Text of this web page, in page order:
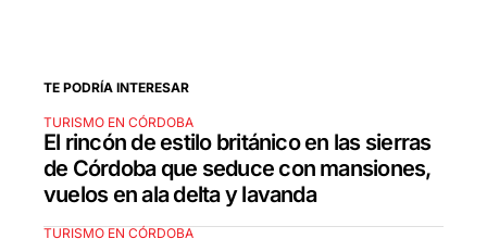
TE PODRÍA INTERESAR
TURISMO EN CÓRDOBA
El rincón de estilo británico en las sierras
de Córdoba que seduce con mansiones,
vuelos en ala delta y lavanda
TURISMO EN CÓRDOBA